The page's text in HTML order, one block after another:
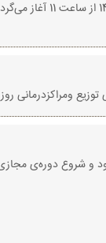
روز * سه شنبه 1402/